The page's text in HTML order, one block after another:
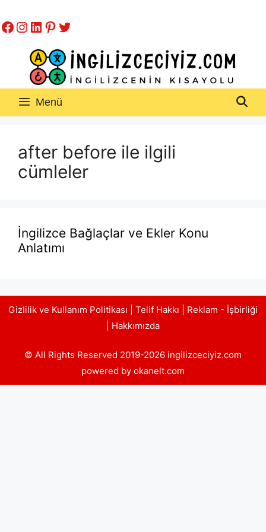
atla
Facebook
Instagram
LinkedIn
Pinterest
Twitter
Menü
after before ile ilgili
cümleler
İngilizce Bağlaçlar ve Ekler Konu
Anlatımı
Gizlilik ve Kullanım Politikası Telif Hakkı
Reklam - İşbirliği
Hakkımızda
© All Rights Reserved 2019-2026 ingilizceciyiz.com
powered by okanelt.com